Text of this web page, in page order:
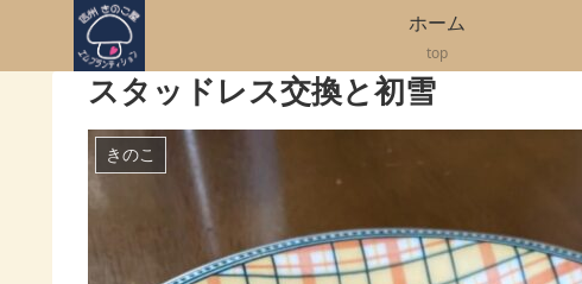
ホーム
top
スタッドレス交換と初雪
きのこ